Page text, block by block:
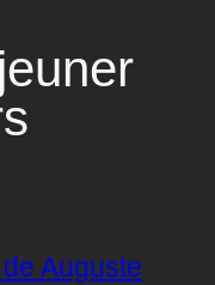
Auguste